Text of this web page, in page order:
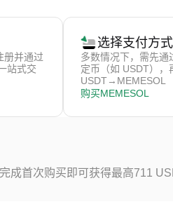
册并通过
站式交
选择支付方式
多数情况下，需先通
定币（如 USDT），
USDT→MEMESOL
购买MEMESOL
成首次购买即可获得最高711